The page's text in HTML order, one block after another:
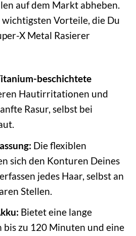
auf dem Markt abheben.
Vorteile, die Du
X Metal Rasierer
beschichtete
Hautirritationen und
Rasur, selbst bei
Die flexiblen
sich den Konturen Deines
jedes Haar, selbst an
Stellen.
Bietet eine lange
zu 120 Minuten und eine